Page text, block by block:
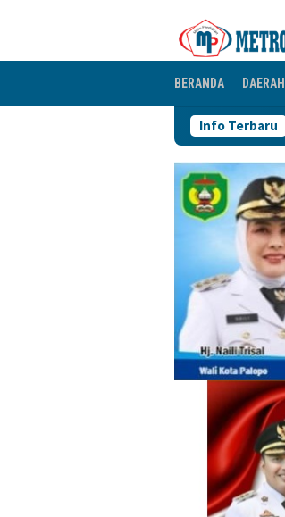
BERANDA DAERAH
Info Terbaru
Perkuat Organisasi PGRI,